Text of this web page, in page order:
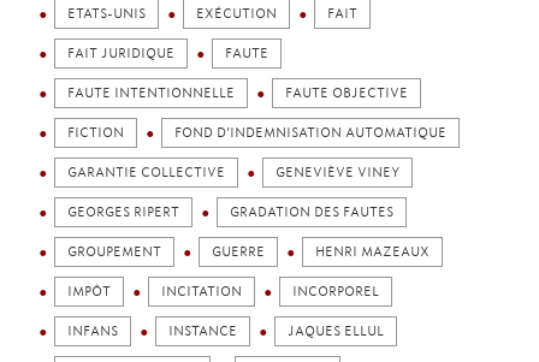
ETATS-UNIS EXÉCUTION FAIT
FAIT JURIDIQUE FAUTE
FAUTE INTENTIONNELLE FAUTE OBJECTIVE
FICTION FOND D’INDEMNISATION AUTOMATIQUE
GARANTIE COLLECTIVE GENEVIÈVE VINEY
GEORGES RIPERT GRADATION DES FAUTES
GROUPEMENT GUERRE HENRI MAZEAUX
IMPÔT INCITATION INCORPOREL
INFANS INSTANCE JAQUES ELLUL